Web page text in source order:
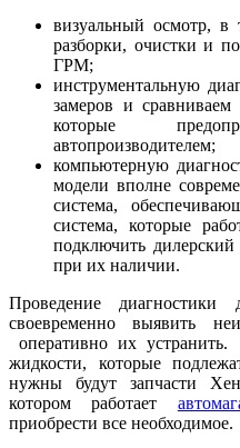
визуальный осмотр, в
разборки, очистки и
ГРМ;
инструментальную
замеров и
которые
автопроизводителем;
компьютерную
модели вполне
система,
система, которые
подключить
при их наличии.
Проведение диагностики
своевременно выявить
оперативно их
жидкости, которые
нужны будут запчасти
котором работает
приобрести все необходимое.